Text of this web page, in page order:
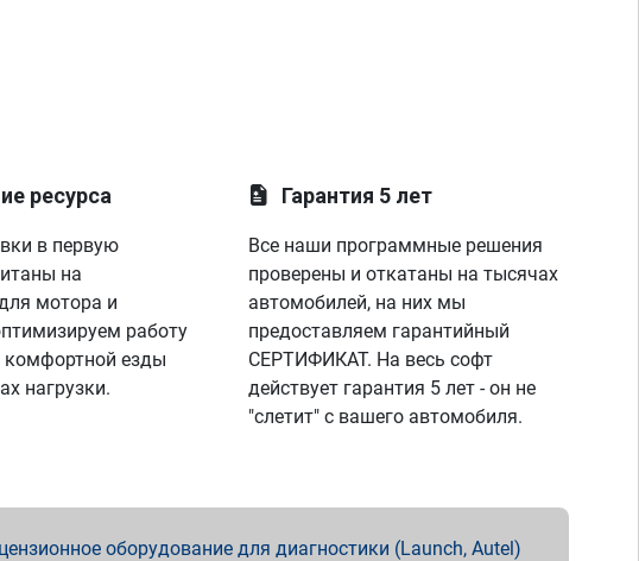
ресурса
в первую
на
мотора и
работу
комфортной езды
нагрузки.
Гарантия 5 лет
Все наши программные решения
проверены и откатаны на тысячах
автомобилей, на них мы
предоставляем гарантийный
СЕРТИФИКАТ. На весь софт
действует гарантия 5 лет - он не
"слетит" с вашего автомобиля.
оборудование для диагностики (Launch, Autel)